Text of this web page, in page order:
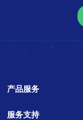
产品服务
服务支持